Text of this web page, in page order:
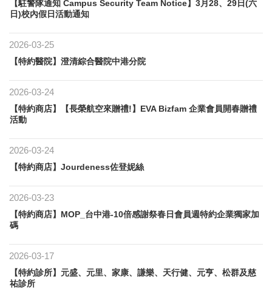
【駐警隊通知 Campus Security Team Notice】3月28、29日(六
日)校內假日活動通知
2026-03-25
【特約醫院】澄清綜合醫院中港分院
2026-03-24
【特約商店】【長榮航空來贈禮!】EVA Bizfam 企業會員開春贈禮
活動
2026-03-24
【特約商店】Jourdeness佐登妮絲
2026-03-23
【特約商店】MOP_台中港-10倍感謝祭春日會員週特約企業獨家加
碼
2026-03-17
【特約診所】元盛、元里、家康、謙樂、天行健、元亨、松群及慈
祐診所